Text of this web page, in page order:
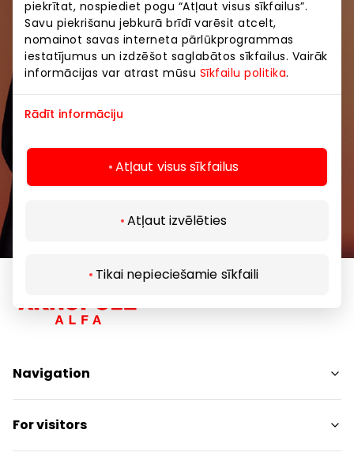
piekrītat, nospiediet pogu “Atļaut visus sīkfailus”.
Savu piekrišanu jebkurā brīdī varēsit atcelt,
nomainot savas interneta pārlūkprogrammas
iestatījumus un izdzēšot saglabātos sīkfailus. Vairāk
informācijas var atrast mūsu Sīkfailu politika.
Rādīt informāciju
Atļaut visus sīkfailus
Atļaut izvēlēties
Tikai nepieciešamie sīkfaili
and the latest information from AKROPOLE shopping
centers.
Subscribe
that you are at least 13 years of age.
Navigation
Shops
Services
Entertainment
For visitors